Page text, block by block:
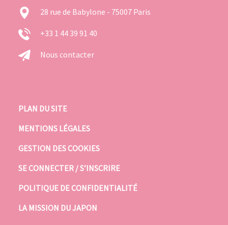
28 rue de Babylone - 75007 Paris
+33 1 44 39 91 40
Nous contacter
PLAN DU SITE
MENTIONS LÉGALES
GESTION DES COOKIES
SE CONNECTER / S’INSCRIRE
POLITIQUE DE CONFIDENTIALITÉ
LA MISSION DU JAPON